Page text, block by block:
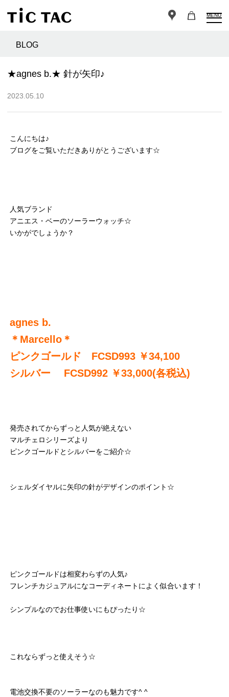
MENU
BLOG
★agnes b.★ 針が矢印♪
2023.05.10
こんにちは♪
ブログをご覧いただきありがとうございます☆
人気ブランド
アニエス・ベーのソーラーウォッチ☆
いかがでしょうか？
agnes b.
＊Marcello＊
ピンクゴールド FCSD993 ￥34,100
シルバー FCSD992 ￥33,000(各税込)
発売されてからずっと人気が絶えない
マルチェロシリーズより
ピンクゴールドとシルバーをご紹介☆
シェルダイヤルに矢印の針がデザインのポイント☆
ピンクゴールドは相変わらずの人気♪
フレンチカジュアルになコーディネートによく似合います！
シンプルなのでお仕事使いにもぴったり☆
これならずっと使えそう☆
電池交換不要のソーラーなのも魅力です^ ^